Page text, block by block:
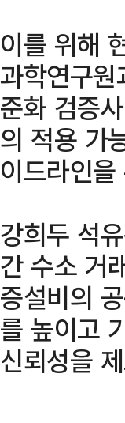
이를 위해
과학연구
준화 검증
의 적용 가
이드라인
강희두 석
간 수소 거
증설비의
를 높이고
신뢰성을